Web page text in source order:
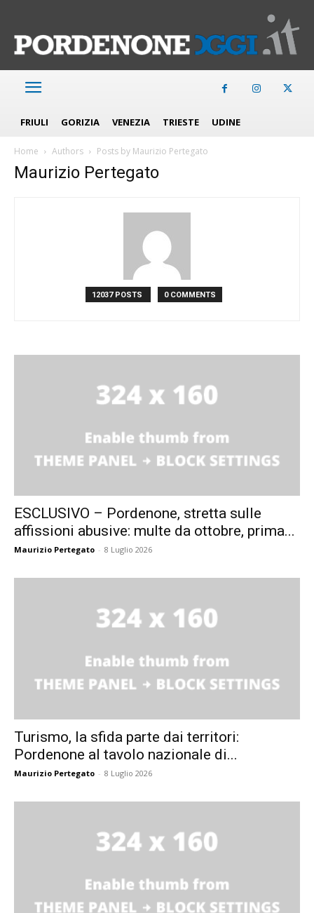
FRIULI GORIZIA VENEZIA TRIESTE UDINE
Home Authors Posts by Maurizio Pertegato
Maurizio Pertegato
12037 POSTS 0 COMMENTS
ESCLUSIVO – Pordenone, stretta sulle
affissioni abusive: multe da ottobre, prima...
Maurizio Pertegato - 8 Luglio 2026
Turismo, la sfida parte dai territori:
Pordenone al tavolo nazionale di...
Maurizio Pertegato - 8 Luglio 2026